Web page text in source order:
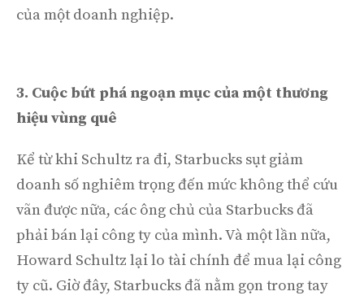
của một doanh nghiệp.
3. Cuộc bứt phá ngoạn mục của một thương
hiệu vùng quê
Kể từ khi Schultz ra đi, Starbucks sụt giảm
doanh số nghiêm trọng đến mức không thể cứu
vãn được nữa, các ông chủ của Starbucks đã
phải bán lại công ty của mình. Và một lần nữa,
Howard Schultz lại lo tài chính để mua lại công
ty cũ. Giờ đây, Starbucks đã nằm gọn trong tay